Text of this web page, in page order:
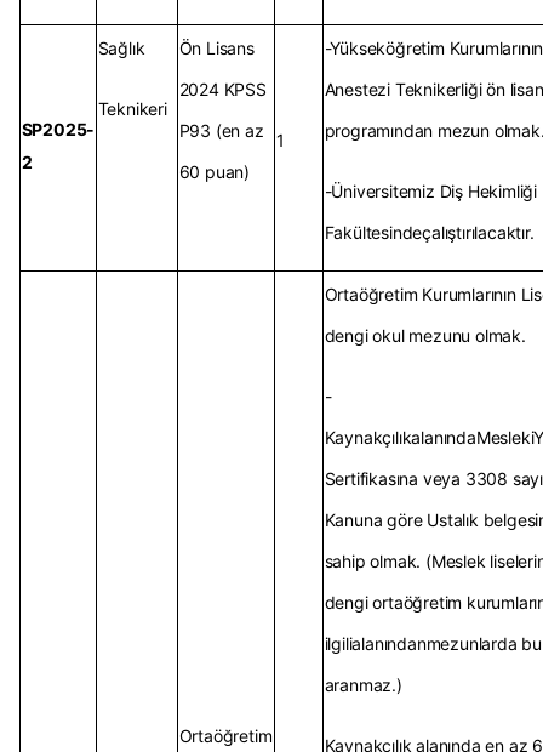
SP2025-
2
Sağlık
Teknikeri
Ön Lisans
2024 KPSS
P93 (en az
60 puan)
1
-Yükseköğretim Kurumlarının
Anestezi Teknikerliği ön
programından mezun
-Üniversitemiz Diş Hekimliği
Fakültesindeçalıştırılacaktır.
Ortaöğretim
Ortaöğretim Kurumlarının
dengi okul mezunu olmak.
-
Sertifikasına veya 3308
Kanuna göre Ustalık
sahip olmak. (Meslek
dengi ortaöğretim
ilgilialanındanmezunlarda
aranmaz.)
Kaynakçılık alanında en az